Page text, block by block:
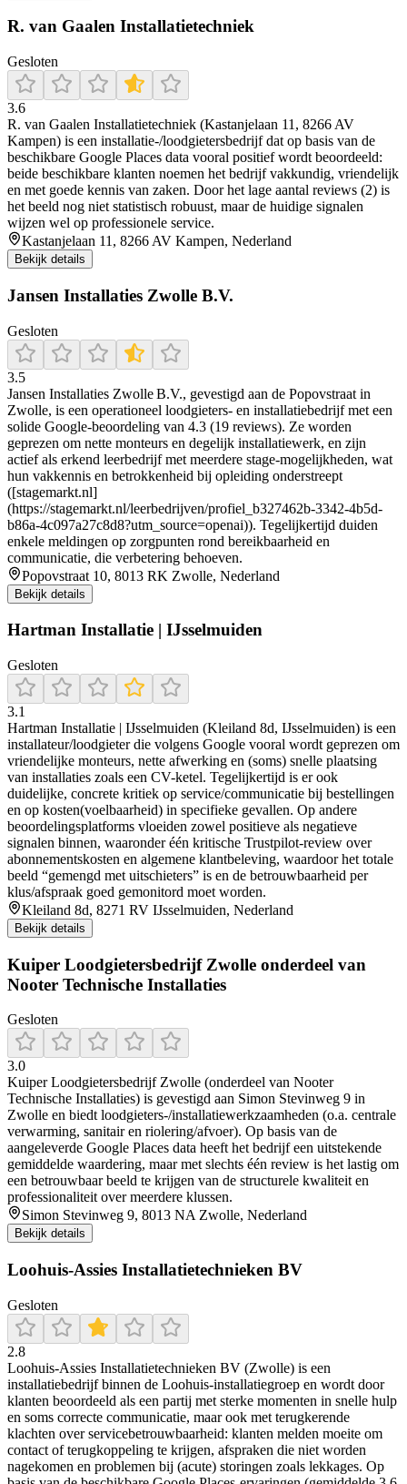
R. van Gaalen Installatietechniek
Gesloten
3.6
R. van Gaalen Installatietechniek (Kastanjelaan 11, 8266 AV
Kampen) is een installatie-/loodgietersbedrijf dat op basis van de
beschikbare Google Places data vooral positief wordt beoordeeld:
beide beschikbare klanten noemen het bedrijf vakkundig, vriendelijk
en met goede kennis van zaken. Door het lage aantal reviews (2) is
het beeld nog niet statistisch robuust, maar de huidige signalen
wijzen wel op professionele service.
Kastanjelaan 11, 8266 AV Kampen, Nederland
Bekijk details
Jansen Installaties Zwolle B.V.
Gesloten
3.5
Jansen Installaties Zwolle B.V., gevestigd aan de Popovstraat in
Zwolle, is een operationeel loodgieters- en installatiebedrijf met een
solide Google‑beoordeling van 4.3 (19 reviews). Ze worden
geprezen om nette monteurs en degelijk installatiewerk, en zijn
actief als erkend leerbedrijf met meerdere stage‑mogelijkheden, wat
hun vakkennis en betrokkenheid bij opleiding onderstreept
([stagemarkt.nl]
(https://stagemarkt.nl/leerbedrijven/profiel_b327462b-3342-4b5d-
b86a-4c097a27c8d8?utm_source=openai)). Tegelijkertijd duiden
enkele meldingen op zorgpunten rond bereikbaarheid en
communicatie, die verbetering behoeven.
Popovstraat 10, 8013 RK Zwolle, Nederland
Bekijk details
Hartman Installatie | IJsselmuiden
Gesloten
3.1
Hartman Installatie | IJsselmuiden (Kleiland 8d, IJsselmuiden) is een
installateur/loodgieter die volgens Google vooral wordt geprezen om
vriendelijke monteurs, nette afwerking en (soms) snelle plaatsing
van installaties zoals een CV-ketel. Tegelijkertijd is er ook
duidelijke, concrete kritiek op service/communicatie bij bestellingen
en op kosten(voelbaarheid) in specifieke gevallen. Op andere
beoordelingsplatforms vloeiden zowel positieve als negatieve
signalen binnen, waaronder één kritische Trustpilot-review over
abonnementskosten en algemene klantbeleving, waardoor het totale
beeld “gemengd met uitschieters” is en de betrouwbaarheid per
klus/afspraak goed gemonitord moet worden.
Kleiland 8d, 8271 RV IJsselmuiden, Nederland
Bekijk details
Kuiper Loodgietersbedrijf Zwolle onderdeel van
Nooter Technische Installaties
Gesloten
3.0
Kuiper Loodgietersbedrijf Zwolle (onderdeel van Nooter
Technische Installaties) is gevestigd aan Simon Stevinweg 9 in
Zwolle en biedt loodgieters-/installatiewerkzaamheden (o.a. centrale
verwarming, sanitair en riolering/afvoer). Op basis van de
aangeleverde Google Places data heeft het bedrijf een uitstekende
gemiddelde waardering, maar met slechts één review is het lastig om
een betrouwbaar beeld te krijgen van de structurele kwaliteit en
professionaliteit over meerdere klussen.
Simon Stevinweg 9, 8013 NA Zwolle, Nederland
Bekijk details
Loohuis-Assies Installatietechnieken BV
Gesloten
2.8
Loohuis-Assies Installatietechnieken BV (Zwolle) is een
installatiebedrijf binnen de Loohuis-installatiegroep en wordt door
klanten beoordeeld als een partij met sterke momenten in snelle hulp
en soms correcte communicatie, maar ook met terugkerende
klachten over servicebetrouwbaarheid: klanten melden moeite om
contact of terugkoppeling te krijgen, afspraken die niet worden
nagekomen en problemen bij (acute) storingen zoals lekkages. Op